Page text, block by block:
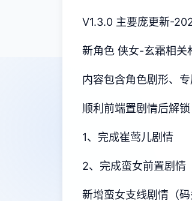
V1.3.0 主要庞更新-
新角色 侠女-玄霜相关
内容包含角色剧形、
顺利前端置剧情后解锁
1、完成崔莺儿剧情
2、完成蛮女前置剧情
新增蛮女支线剧情（码